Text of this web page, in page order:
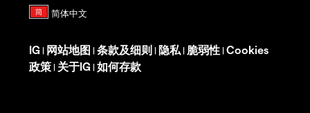
IG | 网站地图 | 条款及细则 | 隐私 | 脆弱性 | Cookies
政策 | 关于IG | 如何存款